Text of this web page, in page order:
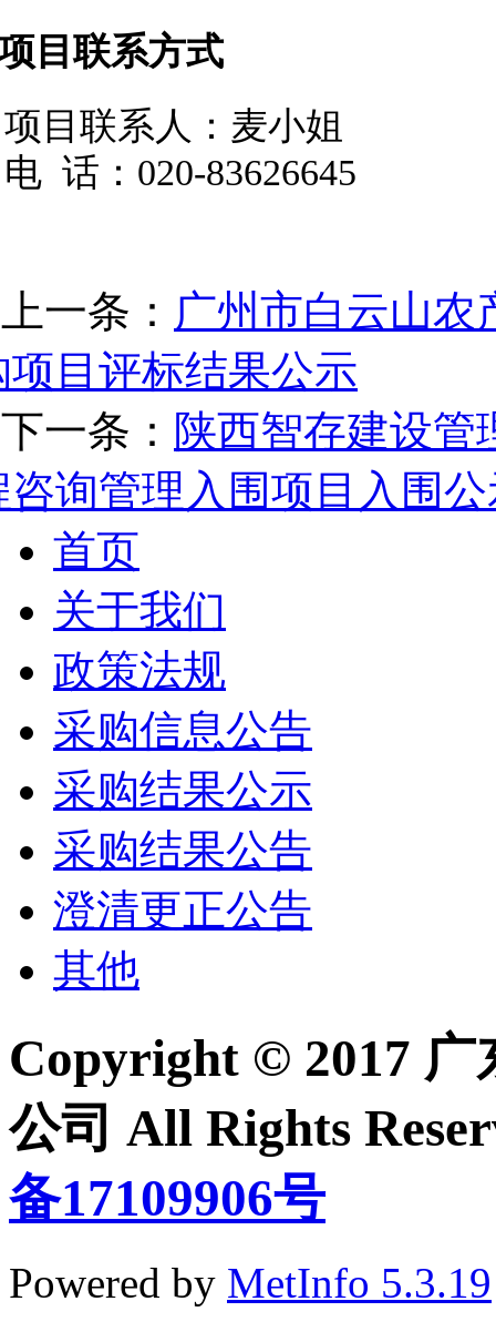
目联系方式
项目联系人：麦小姐
电 话：020-83626645
上一条： 广州市白云山农
项目评标结果公示
下一条： 陕西智存建设管
咨询管理入围项目入围
首页
关于我们
政策法规
采购信息公告
采购结果公示
采购结果公告
澄清更正公告
其他
Copyright © 2017
公司 All Rights
备17109906号
Powered by MetInfo 5.3.19